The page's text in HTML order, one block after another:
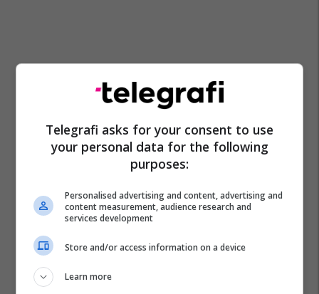
Telegrafi asks for your consent to use
your personal data for the following
purposes:
Personalised advertising and content, advertising and
content measurement, audience research and
services development
Store and/or access information on a device
Learn more